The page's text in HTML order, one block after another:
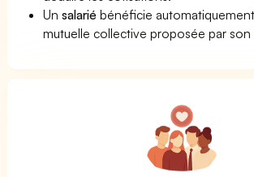
Unsalarié bénéficie automatiquement
mutuelle collective proposée par son